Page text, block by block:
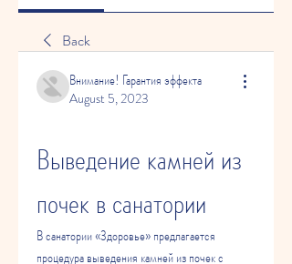
Back
Внимание! Гарантия эффекта
August 5, 2023
Выведение камней из
почек в санатории
В санатории «Здоровье» предлагается
процедура выведения камней из почек с